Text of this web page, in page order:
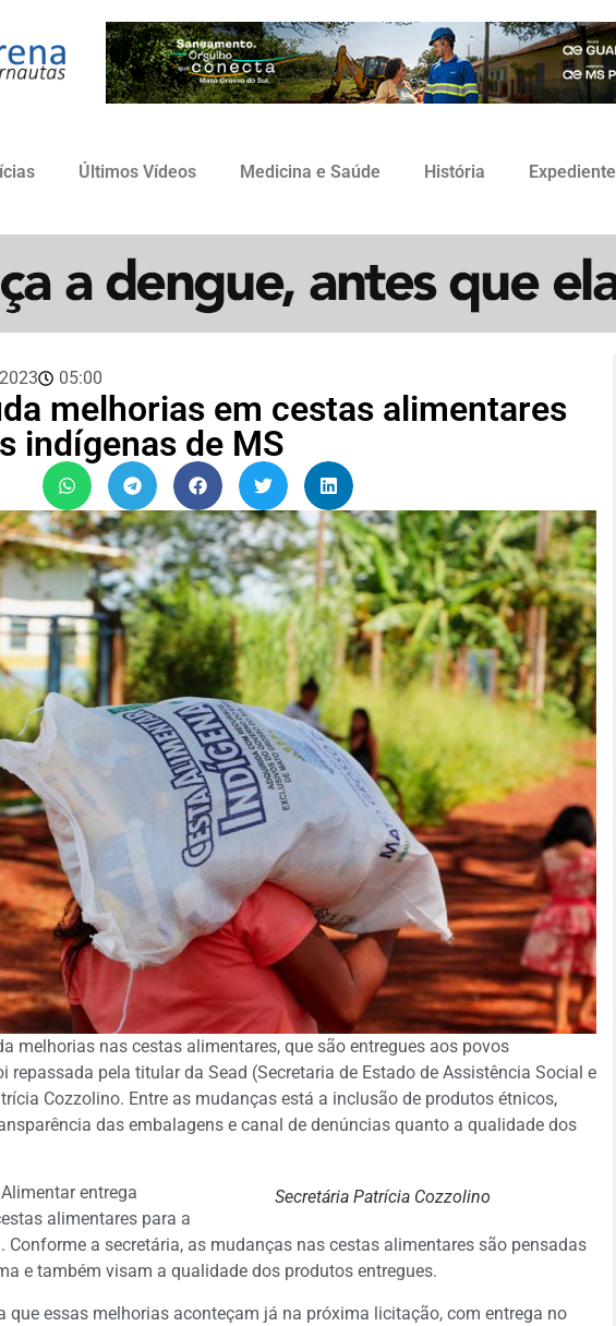
Últimos Vídeos Medicina e Saúde História Expediente
05:00
melhorias em cestas alimentares
indígenas de MS
melhorias nas cestas alimentares, que são entregues aos povos
repassada pela titular da Sead (Secretaria de Estado de Assistência Social e
Cozzolino. Entre as mudanças está a inclusão de produtos étnicos,
das embalagens e canal de denúncias quanto a qualidade dos
Secretária Patrícia Cozzolino
entrega
alimentares para a
Conforme a secretária, as mudanças nas cestas alimentares são pensadas
e também visam a qualidade dos produtos entregues.
que essas melhorias aconteçam já na próxima licitação, com entrega no